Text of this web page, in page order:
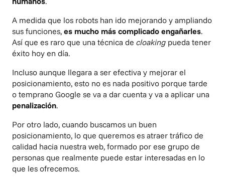
A medida que los robots han ido mejorando y ampliando
sus funciones, es mucho más complicado engañarles.
Así que es raro que una técnica de cloaking pueda tener
éxito hoy en día.
Incluso aunque llegara a ser efectiva y mejorar el
posicionamiento, esto no es nada positivo porque tarde
o temprano Google se va a dar cuenta y va a aplicar una
penalización.
Por otro lado, cuando buscamos un buen
posicionamiento, lo que queremos es atraer tráfico de
calidad hacia nuestra web, formado por ese grupo de
personas que realmente puede estar interesadas en lo
que les ofrecemos.